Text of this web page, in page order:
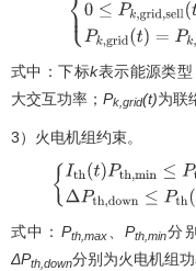
{0 ≤Pk, grid,buy(t)≤
式中：下标k表示能源类型
大交互功率； Pk,grid(t)为联
3）火电机组约束。
{I h( t)P ≤P h(
式中： Pth,max、Pth,min分
ΔPth,down分别为火电机组功